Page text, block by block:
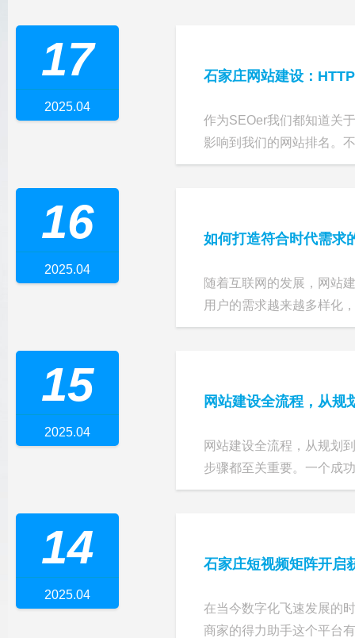
石家庄网站建设：
作为SEOer我们都知道关
影响到我们的网站排名。
17
2025.04
如何打造符合时代需求
随着互联网的发展，网站
用户的需求越来越多样化
16
2025.04
网站建设全流程，从规
网站建设全流程，从规划
步骤都至关重要。一个成
15
2025.04
石家庄短视频矩阵开启
在当今数字化飞速发展的
商家的得力助手这个平台
14
2025.04